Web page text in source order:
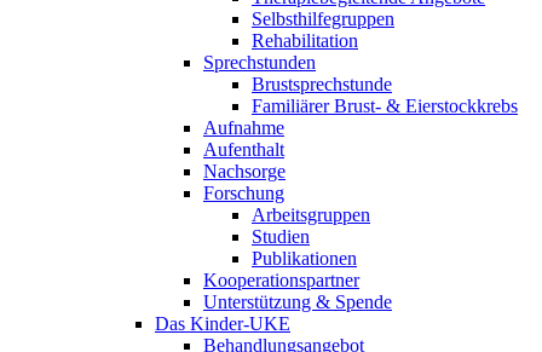
Selbsthilfegruppen
Rehabilitation
Sprechstunden
Brustsprechstunde
Familiärer Brust- & Eierstockkrebs
Aufnahme
Aufenthalt
Nachsorge
Forschung
Arbeitsgruppen
Studien
Publikationen
Kooperationspartner
Unterstützung & Spende
Das Kinder-UKE
Behandlungsangebot